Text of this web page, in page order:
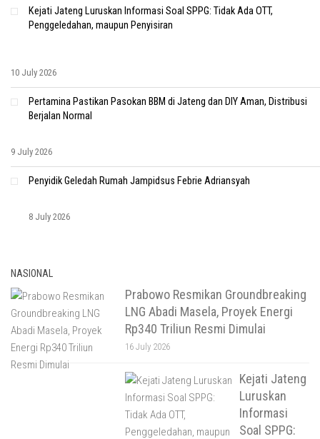
Kejati Jateng Luruskan Informasi Soal SPPG: Tidak Ada OTT,
Penggeledahan, maupun Penyisiran
10 July 2026
Pertamina Pastikan Pasokan BBM di Jateng dan DIY Aman, Distribusi
Berjalan Normal
9 July 2026
Penyidik Geledah Rumah Jampidsus Febrie Adriansyah
8 July 2026
NASIONAL
Prabowo Resmikan Groundbreaking
LNG Abadi Masela, Proyek Energi
Rp340 Triliun Resmi Dimulai
16 July 2026
Kejati Jateng
Luruskan
Informasi
Soal SPPG: